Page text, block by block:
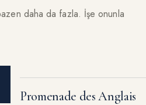
daha da fazla. İşe onunla
Promenade des Anglais